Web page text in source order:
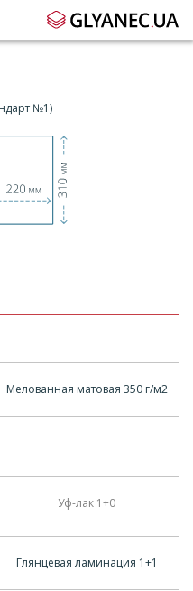
№1)
Мелованная матовая 350 г/м2
Уф-лак 1+0
Глянцевая ламинация 1+1